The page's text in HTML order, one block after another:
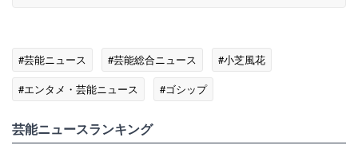
#芸能ニュース #芸能総合ニュース
#小芝風花
#エンタメ・芸能ニュース
#ゴシップ
芸能ニュースランキング